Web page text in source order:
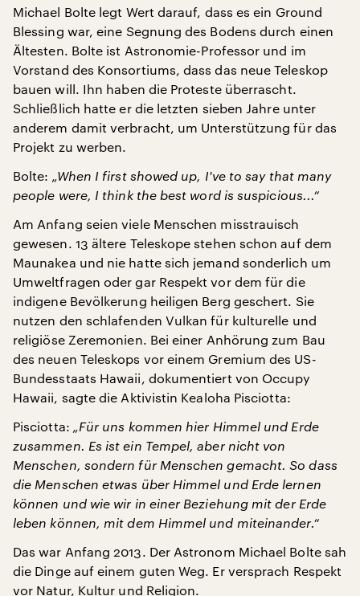
Michael Bolte legt Wert darauf, dass es ein Ground
Blessing war, eine Segnung des Bodens durch einen
Ältesten. Bolte ist Astronomie-Professor und im
Vorstand des Konsortiums, dass das neue Teleskop
bauen will. Ihn haben die Proteste überrascht.
Schließlich hatte er die letzten sieben Jahre unter
anderem damit verbracht, um Unterstützung für das
Projekt zu werben.
Bolte: „When I first showed up, I've to say that many
people were, I think the best word is suspicious...“
Am Anfang seien viele Menschen misstrauisch
gewesen. 13 ältere Teleskope stehen schon auf dem
Maunakea und nie hatte sich jemand sonderlich um
Umweltfragen oder gar Respekt vor dem für die
indigene Bevölkerung heiligen Berg geschert. Sie
nutzen den schlafenden Vulkan für kulturelle und
religiöse Zeremonien. Bei einer Anhörung zum Bau
des neuen Teleskops vor einem Gremium des US-
Bundesstaats Hawaii, dokumentiert von Occupy
Hawaii, sagte die Aktivistin Kealoha Pisciotta:
Pisciotta: „Für uns kommen hier Himmel und Erde
zusammen. Es ist ein Tempel, aber nicht von
Menschen, sondern für Menschen gemacht. So dass
die Menschen etwas über Himmel und Erde lernen
können und wie wir in einer Beziehung mit der Erde
leben können, mit dem Himmel und miteinander.“
Das war Anfang 2013. Der Astronom Michael Bolte sah
die Dinge auf einem guten Weg. Er versprach Respekt
vor Natur, Kultur und Religion.